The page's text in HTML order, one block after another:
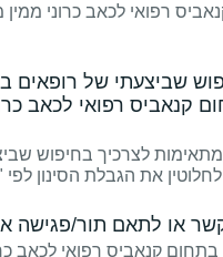
רפואי לכאב כרוני
שביצעתי של רופאים
קנאביס רפואי לכאב
לצרכיך בחיפוש
את הגבלת הסינון
קשר או לתאם תור/פגישה
בתחום קנאביס רפואי